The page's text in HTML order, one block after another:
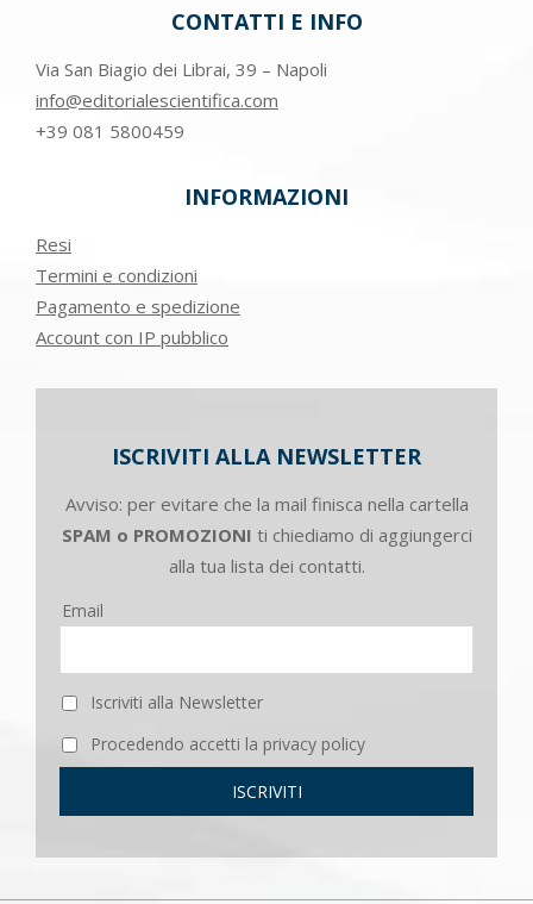
CONTATTI E INFO
Via San Biagio dei Librai, 39 – Napoli
info@editorialescientifica.com
+39 081 5800459
INFORMAZIONI
Resi
Termini e condizioni
Pagamento e spedizione
Account con IP pubblico
ISCRIVITI ALLA NEWSLETTER
Avviso: per evitare che la mail finisca nella cartella
SPAM o PROMOZIONI ti chiediamo di aggiungerci
alla tua lista dei contatti.
Email
Iscriviti alla Newsletter
Procedendo accetti la privacy policy